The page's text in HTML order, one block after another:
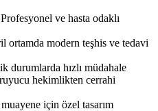
ve hasta odaklı
ortamda modern teşhis ve tedavi
durumlarda hızlı müdahale
hekimlikten cerrahi
için özel tasarım